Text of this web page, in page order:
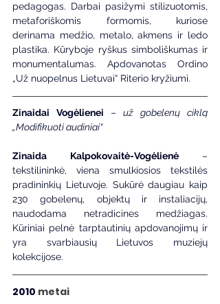
pedagogas. Darbai pasižymi stilizuotomis,
metaforiškomis formomis, kuriose
derinama medžio, metalo, akmens ir ledo
plastika. Kūryboje ryškus simboliškumas ir
monumentalumas. Apdovanotas Ordino
„Už nuopelnus Lietuvai“ Riterio kryžiumi.
Zinaidai Vogėlienei – už gobelenų ciklą
„Modifikuoti audiniai“
Zinaida Kalpokovaitė-Vogėlienė –
tekstilininkė, viena smulkiosios tekstilės
pradininkių Lietuvoje. Sukūrė daugiau kaip
230 gobelenų, objektų ir instaliacijų,
naudodama netradicines medžiagas.
Kūriniai pelnė tarptautinių apdovanojimų ir
yra svarbiausių Lietuvos muziejų
kolekcijose.
2010 metai